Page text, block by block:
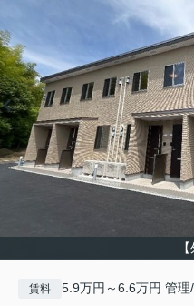
賃料 5.9万円～6.6万円 管理